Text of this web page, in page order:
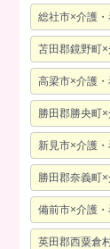
総社市×介護
苫田郡鏡野町
高梁市×介護
勝田郡勝央町
新見市×介護
勝田郡奈義町
備前市×介護
英田郡西粟倉